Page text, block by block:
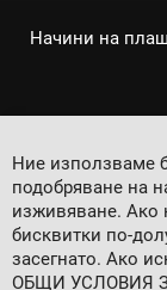
Начини на
Ние използваме
подобряване на
изживяване. Ако
бисквитки по-
засегнато. Ако
ОБЩИ УСЛОВИЯ